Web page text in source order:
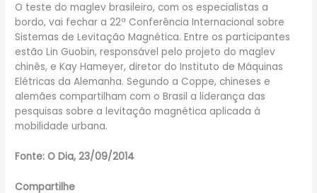
O teste do maglev brasileiro, com os especialistas a
bordo, vai fechar a 22ª Conferência Internacional sobre
Sistemas de Levitação Magnética. Entre os participantes
estão Lin Guobin, responsável pelo projeto do maglev
chinês, e Kay Hameyer, diretor do Instituto de Máquinas
Elétricas da Alemanha. Segundo a Coppe, chineses e
alemães compartilham com o Brasil a liderança das
pesquisas sobre a levitação magnética aplicada à
mobilidade urbana.
Fonte: O Dia, 23/09/2014
Compartilhe